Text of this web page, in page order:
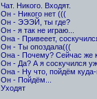
Чат. Никого. Входят.
Он - Никого нет (((
Он - ЭЭЭЙ, ты где?
Он - я так не играю...
Она - Привееет,
Он - Ты опоздала(((
Она - Почему? Сейчас же
Он - Да? А я соскучился
Она - Ну что, пойдём
Он - Пойдём...
Уходят